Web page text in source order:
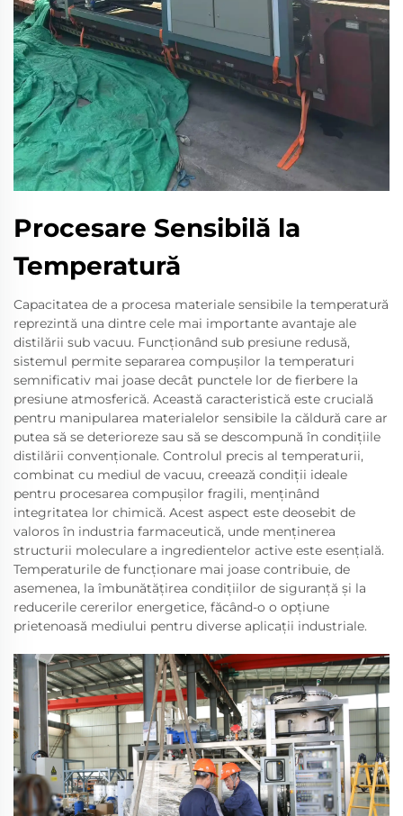
Procesare Sensibilă la
Temperatură
Capacitatea de a procesa materiale sensibile la temperatură
reprezintă una dintre cele mai importante avantaje ale
distilării sub vacuu. Funcționând sub presiune redusă,
sistemul permite separarea compușilor la temperaturi
semnificativ mai joase decât punctele lor de fierbere la
presiune atmosferică. Această caracteristică este crucială
pentru manipularea materialelor sensibile la căldură care ar
putea să se deterioreze sau să se descompună în condițiile
distilării convenționale. Controlul precis al temperaturii,
combinat cu mediul de vacuu, creează condiții ideale
pentru procesarea compușilor fragili, menținând
integritatea lor chimică. Acest aspect este deosebit de
valoros în industria farmaceutică, unde menținerea
structurii moleculare a ingredientelor active este esențială.
Temperaturile de funcționare mai joase contribuie, de
asemenea, la îmbunătățirea condițiilor de siguranță și la
reducerile cererilor energetice, făcând-o o opțiune
prietenoasă mediului pentru diverse aplicații industriale.